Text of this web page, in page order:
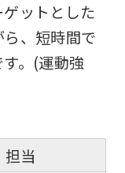
ットとした
、短時間で
。(運動強
担当